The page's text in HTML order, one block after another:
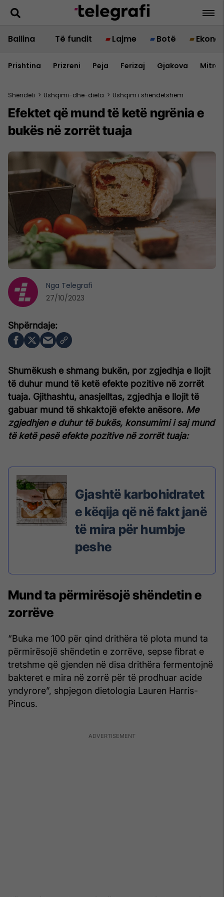
Ballina Të fundit Lajme Botë
Prishtina Prizreni Peja Ferizaj Gjakova
Shëndeti > Ushqimi-dhe-dieta > Ushqim i shëndetshëm
Efektet që mund të ketë ngrënia e
bukës në zorrët tuaja
Shumëkush e shmang bukën, por zgjedhja e llojit
të duhur mund të ketë efekte pozitive në zorrët
tuaja. Gjithashtu, anasjelltas, zgjedhja e llojit të
gabuar mund të shkaktojë efekte anësore. Me
zgjedhjen e duhur të bukës, konsumimi i saj mund
të ketë pesë efekte pozitive në zorrët tuaja:
Gjashtë karbohidratet
e këqija që në fakt janë
të mira për humbje
peshe
Mund ta përmirësojë shëndetin e
zorrëve
“Buka me 100 për qind drithëra të plota mund ta
përmirësojë shëndetin e zorrëve, sepse fibrat e
tretshme që gjenden në disa drithëra fermentojnë
bakteret e mira në zorrë për të prodhuar acide
yndyrore”, shpjegon dietologia Lauren Harris-
Pincus.
Nga Telegrafi
27/10/2023